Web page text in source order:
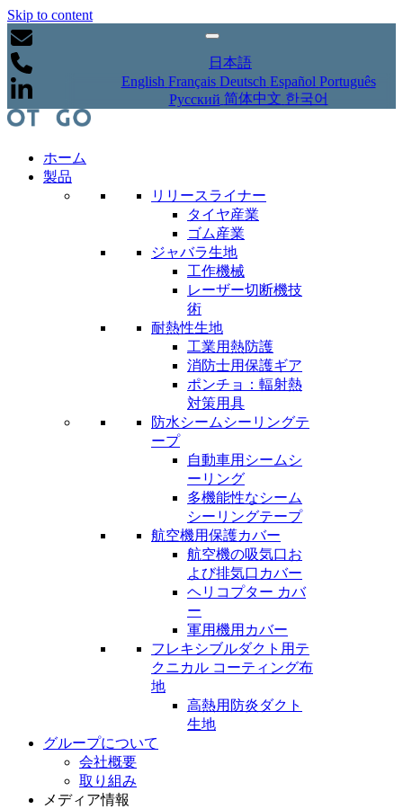
Skip to content
日本語
English Français Deutsch Español Português
Русский 简体中文 한국어
ホーム
製品
リリースライナー
タイヤ産業
ゴム産業
ジャバラ生地
工作機械
レーザー切断機技
術
耐熱性生地
工業用熱防護
消防士用保護ギア
ポンチョ：輻射熱
対策用具
防水シームシーリングテ
ープ
自動車用シームシ
ーリング
多機能性なシーム
シーリングテープ
航空機用保護カバー
航空機の吸気口お
よび排気口カバー
ヘリコプター カバ
ー
軍用機用カバー
フレキシブルダクト用テ
クニカル コーティング布
地
高熱用防炎ダクト
生地
グループについて
会社概要
取り組み
メディア情報